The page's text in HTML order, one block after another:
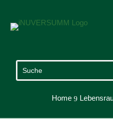
Home 9